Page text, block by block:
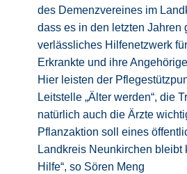
des Demenzvereines im
dass es in den letzten Jahren
verlässliches Hilfenetzwerk
Erkrankte und ihre
Hier leisten der
Leitstelle „Älter werden“, die
natürlich auch die Ärzte
Pflanzaktion soll eines
Landkreis Neunkirchen bleibt
Hilfe“, so Sören Meng